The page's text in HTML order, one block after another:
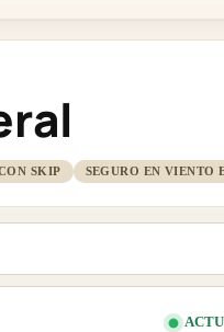
SKIP SEGURO EN VIENTO